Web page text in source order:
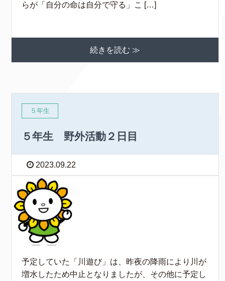
らが「自分の命は自分で守る」こ […]
続きを読む ≫
５年生
５年生 野外活動２日目
2023.09.22
予定していた「川遊び」は、昨夜の降雨により川が
増水したため中止となりましたが、その他に予定し